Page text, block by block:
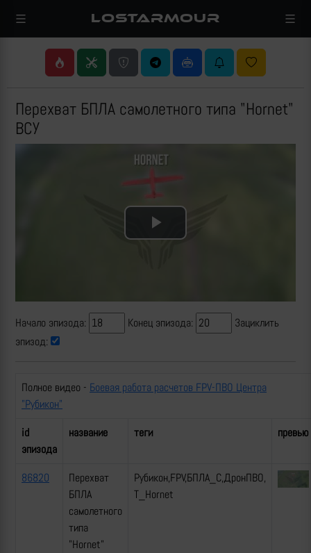
LOSTARMOUR
Перехват БПЛА самолетного типа "Hornet"
ВСУ
Play
Начало эпизода: Конец эпизода:
Зациклить
эпизод:
Полное видео - Боевая работа расчетов FPV-ПВО Центра
"Рубикон"
id
эпизода
название теги превью
86820
Перехват
БПЛА
самолетного
типа
"Hornet"
Рубикон,FPV,БПЛА_С,ДронПВО,
Т_Hornet